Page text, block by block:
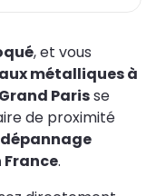
, et vous
métalliques à
Parisse
de proximité
dépannage
France.